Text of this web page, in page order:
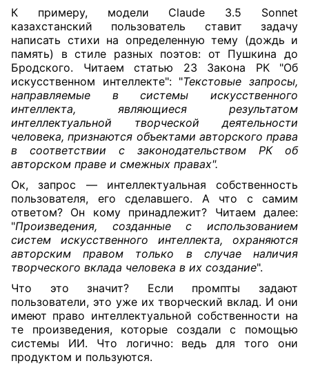
К примеру, модели Claude 3.5 Sonnet
казахстанский пользователь ставит задачу
написать стихи на определенную тему (дождь и
память) в стиле разных поэтов: от Пушкина до
Бродского. Читаем статью 23 Закона РК "Об
искусственном интеллекте": "Текстовые запросы,
направляемые в системы искусственного
интеллекта, являющиеся результатом
интеллектуальной творческой деятельности
человека, признаются объектами авторского права
в соответствии с законодательством РК об
авторском праве и смежных правах".
Ок, запрос — интеллектуальная собственность
пользователя, его сделавшего. А что с самим
ответом? Он кому принадлежит? Читаем далее:
"Произведения, созданные с использованием
систем искусственного интеллекта, охраняются
авторским правом только в случае наличия
творческого вклада человека в их создание".
Что это значит? Если промпты задают
пользователи, это уже их творческий вклад. И они
имеют право интеллектуальной собственности на
те произведения, которые создали с помощью
системы ИИ. Что логично: ведь для того они
продуктом и пользуются.